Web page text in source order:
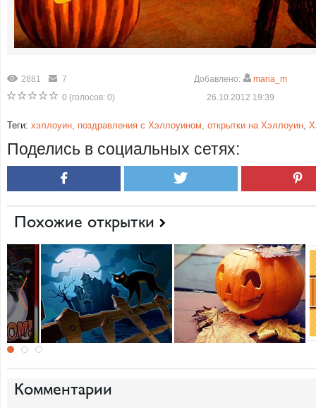
2881
7
0 (голосов: 0)
Добавлено:
maria_m
26.10.2012 19:39
Теги: хэллоуин, поздравления с Хэллоуином, открытки на Хэллоуин,
Поделись в социальных сетях:
Похожие открытки
Комментарии